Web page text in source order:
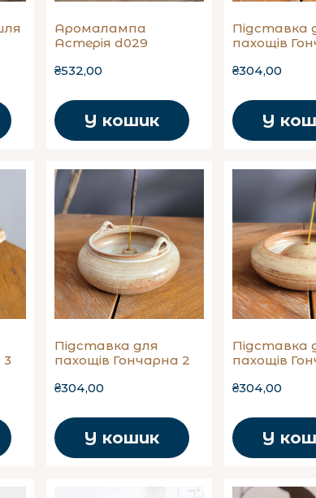
Аромалампа
Астерія d029
₴532,00
У кошик
Підставка
пахощів
₴304,00
У
3
Підставка для
пахощів Гончарна 2
₴304,00
У кошик
Підставка
пахощів
₴304,00
У